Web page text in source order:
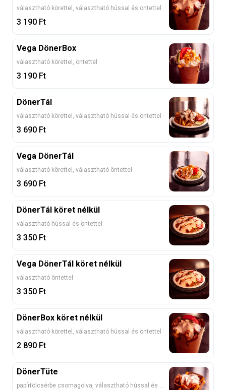
választható körettel, választható hússal és öntettel
3 190 Ft
Vega DönerBox
választható körettel, öntettel
3 190 Ft
DönerTál
választható körettel, választható hússal és öntettel
3 690 Ft
Vega DönerTál
választható körettel, választható öntettel
3 690 Ft
DönerTál köret nélkül
választható hússal és öntettel
3 350 Ft
Vega DönerTál köret nélkül
választható öntettel
3 350 Ft
DönerBox köret nélkül
választható körettel, választható hússal és öntettel
2 890 Ft
DönerTüte
papírtölcsérbe csomagolva, választható hússal és öntettel